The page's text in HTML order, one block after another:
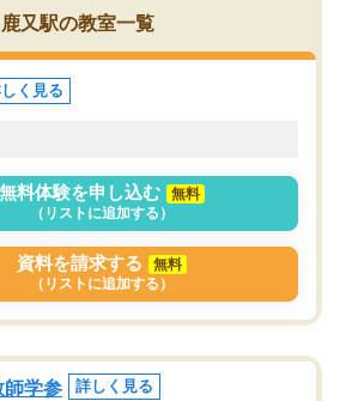
鹿又駅の教室一覧
く見る
無料体験を申し込む
無料
（リストに追加する）
資料を請求する
無料
（リストに追加する）
師学参 詳しく見る